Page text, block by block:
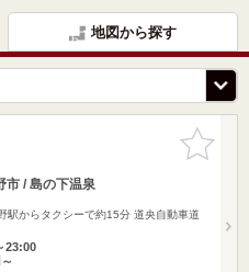
地図から探す
お気に入
りに追加
市 / 島の下温泉
駅からタクシーで約15分 道央自動車道
23:00